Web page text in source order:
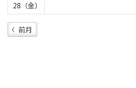
28（金）
前月